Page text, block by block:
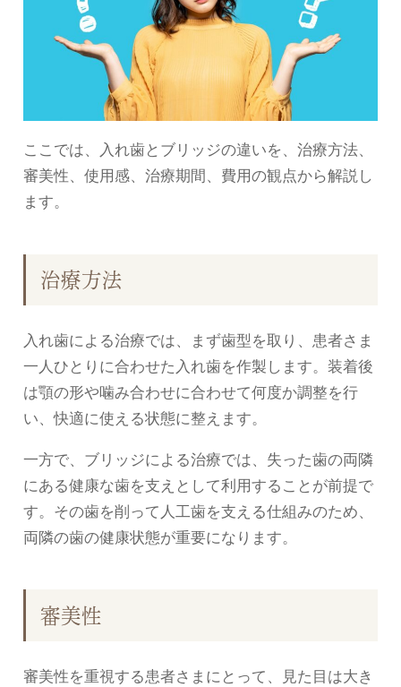
ここでは、入れ歯とブリッジの違いを、治療方法、
審美性、使用感、治療期間、費用の観点から解説し
ます。
治療方法
入れ歯による治療では、まず歯型を取り、患者さま
一人ひとりに合わせた入れ歯を作製します。装着後
は顎の形や噛み合わせに合わせて何度か調整を行
い、快適に使える状態に整えます。
一方で、ブリッジによる治療では、失った歯の両隣
にある健康な歯を支えとして利用することが前提で
す。その歯を削って人工歯を支える仕組みのため、
両隣の歯の健康状態が重要になります。
審美性
審美性を重視する患者さまにとって、見た目は大き